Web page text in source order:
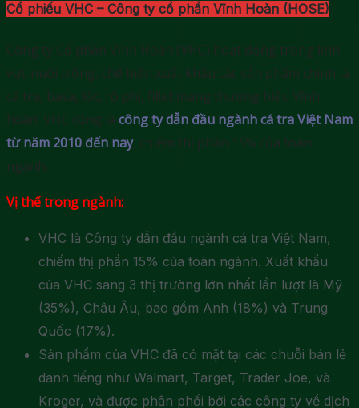
Cổ phiếu VHC – Công ty cổ phần Vĩnh Hoàn (HOSE)
Công ty Cổ phần Vĩnh Hoàn (VHC) hoạt động trong lĩnh
vực nuôi trồng, chế biến xuất khẩu các sản phẩm chính là
cá tra, basa, lóc, rô phi, fillet mang thương hiệu Vĩnh
hoàn. VHC cũng là công ty dẫn đầu ngành cá tra Việt Nam
từ năm 2010 đến nay, chiếm thị phần 15% của toàn
ngành.
Vị thế trong ngành:
VHC là Công ty dẫn đầu ngành cá tra Việt Nam,
chiếm thị phần 15% của toàn ngành. Xuất khẩu
của VHC sang 3 thị trường lớn nhất lần lượt là Mỹ
(35%), Châu Âu, bao gồm Anh (18%) và Trung
Quốc (17%).
Sản phẩm của VHC đã có mặt tại các chuỗi bán lẻ
danh tiếng như Walmart, Target, Trader Joe, và
Kroger, và được phân phối bởi các công ty về dịch